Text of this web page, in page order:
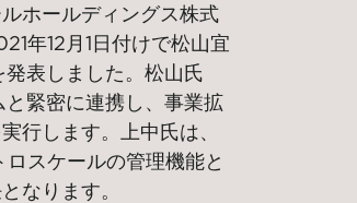
ホールディングス株式
年12月1日付けで松山宜
表しました。松山氏
緊密に連携し、事業拡
行します。上中氏は、
スケールの管理機能と
なります。